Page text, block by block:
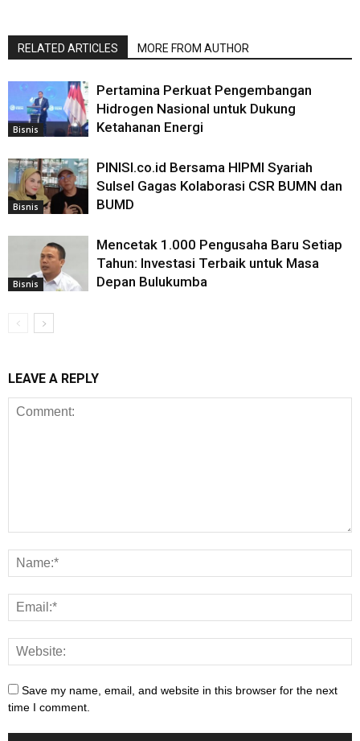
RELATED ARTICLES MORE FROM AUTHOR
Bisnis
Pertamina Perkuat Pengembangan
Hidrogen Nasional untuk Dukung
Ketahanan Energi
Bisnis
PINISI.co.id Bersama HIPMI Syariah
Sulsel Gagas Kolaborasi CSR BUMN dan
BUMD
Bisnis
Mencetak 1.000 Pengusaha Baru Setiap
Tahun: Investasi Terbaik untuk Masa
Depan Bulukumba
LEAVE A REPLY
Save my name, email, and website in this browser for the next
time I comment.